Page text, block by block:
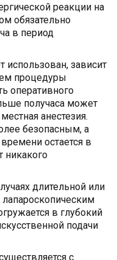
реакции на
обязательно
в период
использован, зависит
процедуры
оперативного
получаса может
анестезия.
безопасным, а
остается в
никакого
длительной или
в глубокий
подачи
с